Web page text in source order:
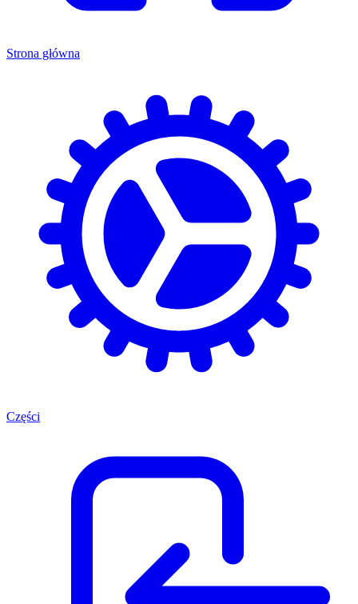
Strona główna
Części